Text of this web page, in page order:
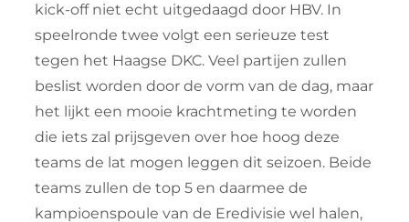
kick-off niet echt uitgedaagd door HBV. In
speelronde twee volgt een serieuze test
tegen het Haagse DKC. Veel partijen zullen
beslist worden door de vorm van de dag, maar
het lijkt een mooie krachtmeting te worden
die iets zal prijsgeven over hoe hoog deze
teams de lat mogen leggen dit seizoen. Beide
teams zullen de top 5 en daarmee de
kampioenspoule van de Eredivisie wel halen,